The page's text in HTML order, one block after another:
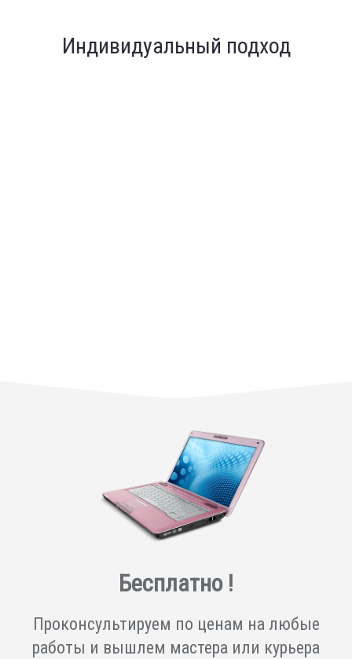
Бесплатно !
Проконсультируем по ценам на любые
работы и вышлем мастера или курьера